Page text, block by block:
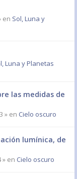
en Sol, Luna y
Luna y Planetas
las medidas de
» en Cielo oscuro
lumínica, de
» en Cielo oscuro